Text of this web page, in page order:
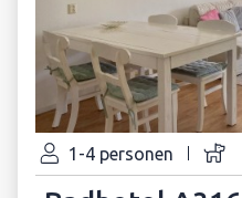
1-4 personen